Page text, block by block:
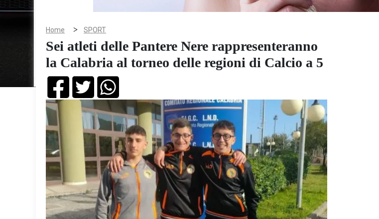
Home > SPORT
Sei atleti delle Pantere Nere rappresenteranno
la Calabria al torneo delle regioni di Calcio a 5